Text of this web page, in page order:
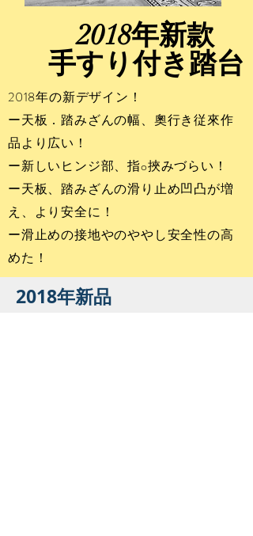
2018年新款
手すり付き踏台
2018年の新デザイン！
ー天板．踏みざんの幅、奧行き従來作
品より広い！
ー新しいヒンジ部、指o挾みづらい！
ー天板、踏みざんの滑り止め凹凸が増
え、より安全に！
ー滑止めの接地やのややし安全性の高
めた！
2018年新品